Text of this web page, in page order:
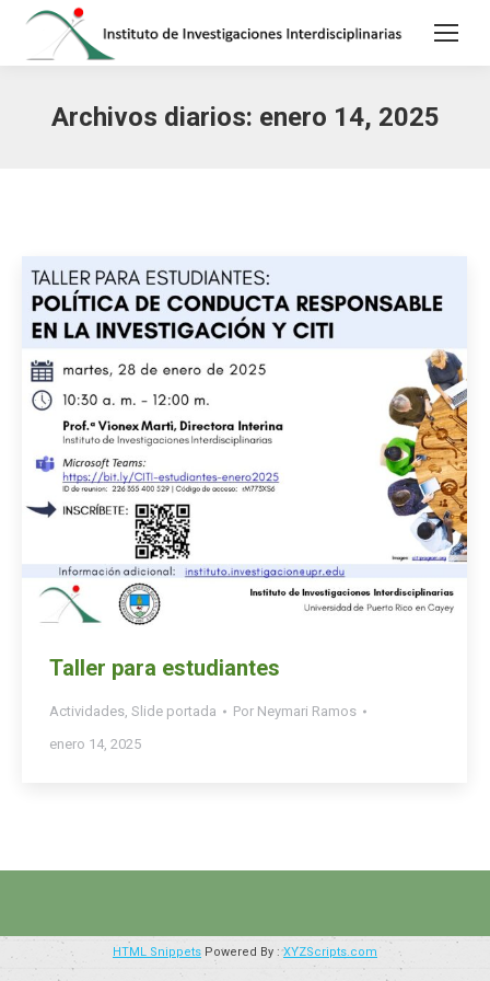
Archivos diarios: enero 14, 2025
Taller para estudiantes
Actividades, Slide portada Por Neymari Ramos
enero 14, 2025
HTML Snippets Powered By :XYZScripts.com